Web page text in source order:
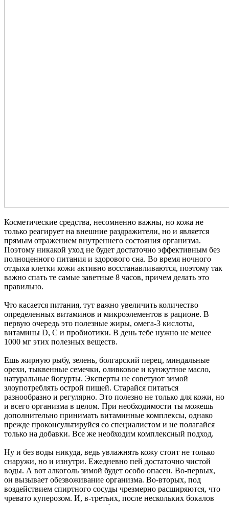
Косметические средства, несомненно важны, но кожа не
только реагирует на внешние раздражители, но и является
прямым отражением внутреннего состояния организма.
Поэтому никакой уход не будет достаточно эффективным без
полноценного питания и здорового сна. Во время ночного
отдыха клетки кожи активно восстанавливаются, поэтому так
важно спать те самые заветные 8 часов, причем делать это
правильно.
Что касается питания, тут важно увеличить количество
определенных витаминов и микроэлементов в рационе. В
первую очередь это полезные жиры, омега-3 кислоты,
витамины D, С и пробиотики. В день тебе нужно не менее
1000 мг этих полезных веществ.
Ешь жирную рыбу, зелень, болгарский перец, миндальные
орехи, тыквенные семечки, оливковое и кунжутное масло,
натуральные йогурты. Эксперты не советуют зимой
злоупотреблять острой пищей. Старайся питаться
разнообразно и регулярно. Это полезно не только для кожи, но
и всего организма в целом. При необходимости ты можешь
дополнительно принимать витаминные комплексы, однако
прежде проконсультируйся со специалистом и не полагайся
только на добавки. Все же необходим комплексный подход.
Ну и без воды никуда, ведь увлажнять кожу стоит не только
снаружи, но и изнутри. Ежедневно пей достаточно чистой
воды. А вот алкоголь зимой будет особо опасен. Во-первых,
он вызывает обезвоживание организма. Во-вторых, под
воздействием спиртного сосуды чрезмерно расширяются, что
чревато куперозом. И, в-третьих, после нескольких бокалов